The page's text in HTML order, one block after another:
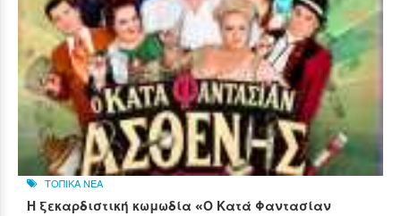
ΤΟΠΙΚΑ ΝΕΑ
Η ξεκαρδιστική κωμωδία «Ο Κατά Φαντασίαν